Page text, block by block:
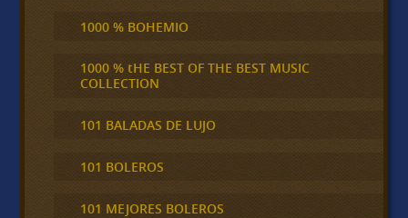
1000 % BOHEMIO
1000 % tHE BEST OF THE BEST MUSIC
COLLECTION
101 BALADAS DE LUJO
101 BOLEROS
101 MEJORES BOLEROS